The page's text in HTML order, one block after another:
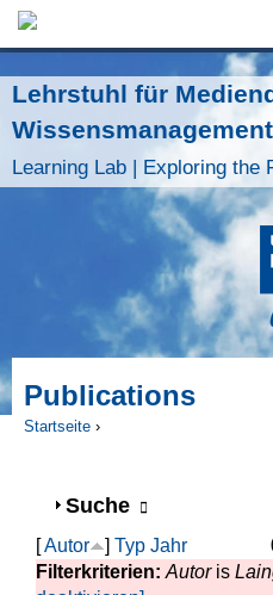
Jump to
Lehrstuhl für
Wissensmanagement
Learning Lab | Exploring the
Publications
Startseite ›
Anzeigen
Suche
[Autor ] Typ Jahr
Filterkriterien: Autoris